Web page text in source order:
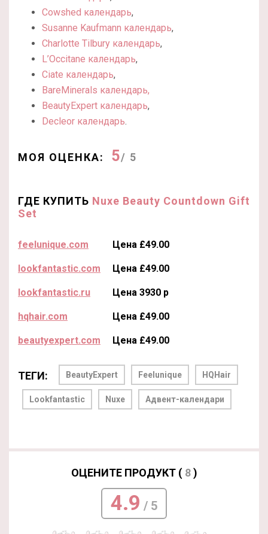
Cowshed календарь,
Susanne Kaufmann календарь,
Charlotte Tilbury календарь,
L’Occitane календарь,
Ciate календарь,
BareMinerals календарь,
BeautyExpert календарь,
Decleor календарь.
МОЯ ОЦЕНКА: 5/ 5
ГДЕ КУПИТЬ Nuxe Beauty Countdown Gift
Set
feelunique.com Цена £49.00
lookfantastic.com Цена £49.00
lookfantastic.ru Цена 3930 р
hqhair.com Цена £49.00
beautyexpert.com Цена £49.00
ТЕГИ: BeautyExpert Feelunique HQHair
Lookfantastic Nuxe Адвент-календари
ОЦЕНИТЕ ПРОДУКТ ( 8)
4.9 / 5